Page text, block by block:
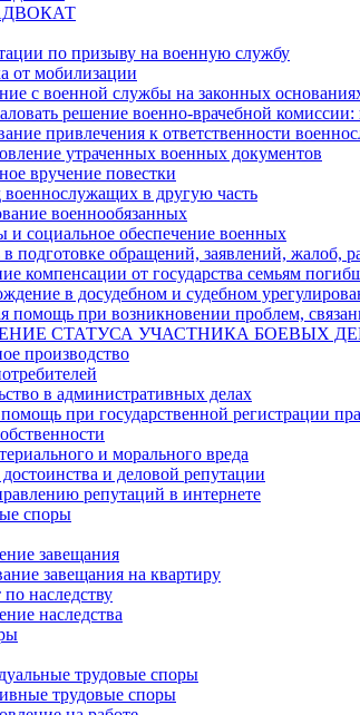
по призыву на военную службу
от мобилизации
с военной службы на законных
решение военно-врачебной
привлечения к ответственности
утраченных военных документов
вручение повестки
военнослужащих в другую часть
военнообязанных
и социальное обеспечение военных
подготовке обращений, заявлений, жалоб,
компенсации от государства семьям
в досудебном и судебном
помощь при возникновении проблем,
СТАТУСА УЧАСТНИКА БОЕВЫХ
производство
в административных делах
при государственной регистрации
и морального вреда
и деловой репутации
репутаций в интернете
споры
завещания
завещания на квартиру
наследству
наследства
трудовые споры
трудовые споры